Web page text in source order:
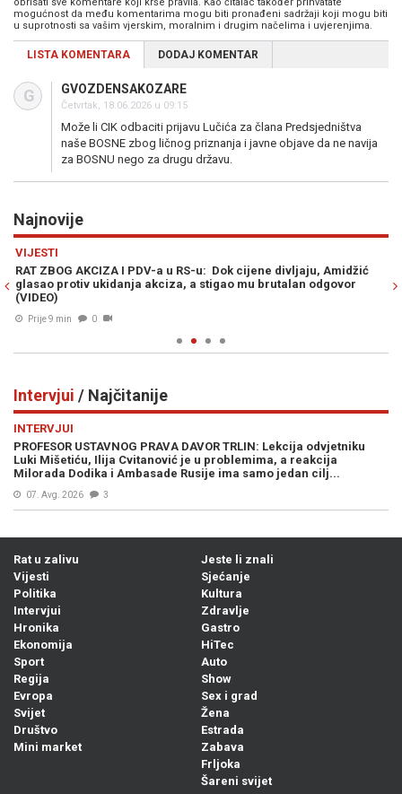
obrisati sve komentare koji krše pravila. Kao čitalac također prihvatate
mogućnost da među komentarima mogu biti pronađeni sadržaji koji mogu biti
u suprotnosti sa vašim vjerskim, moralnim i drugim načelima i uvjerenjima.
LISTA KOMENTARA DODAJ KOMENTAR
G GVOZDENSAKOZARE
Četvrtak, 18.06.2026 u 09:15
Može li CIK odbaciti prijavu Lučića za člana Predsjedništva
naše BOSNE zbog ličnog priznanja i javne objave da ne navija
za BOSNU nego za drugu državu.
Najnovije
VIJESTI
RAT ZBOG AKCIZA I PDV-a u RS-u: Dok cijene divljaju, Amidžić
glasao protiv ukidanja akciza, a stigao mu brutalan odgovor
(VIDEO)
Prije 9 min 0
Intervjui / Najčitanije
INTERVJUI
PROFESOR USTAVNOG PRAVA DAVOR TRLIN: Lekcija odvjetniku
Luki Mišetiću, Ilija Cvitanović je u problemima, a reakcija
Milorada Dodika i Ambasade Rusije ima samo jedan cilj...
07. Avg. 2026 3
Rat u zalivu
Vijesti
Politika
Intervjui
Hronika
Ekonomija
Sport
Regija
Evropa
Svijet
Društvo
Mini market
Jeste li znali
Sjećanje
Kultura
Zdravlje
Gastro
HiTec
Auto
Show
Sex i grad
Žena
Estrada
Zabava
Frljoka
Šareni svijet